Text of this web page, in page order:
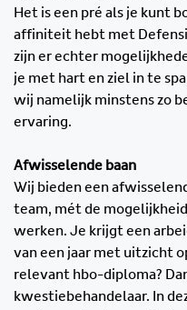
Het is een pré als je kunt
affiniteit hebt met
zijn er echter
je met hart en ziel in te
wij namelijk minstens zo
ervaring.
Afwisselende baan
Wij bieden een
team, mét de
werken. Je krijgt een
van een jaar met uitzicht
relevant hbo-diploma?
kwestiebehandelaar. In